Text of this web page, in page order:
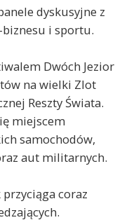
dyskusyjne z
biznesu i sportu.
Dwóch Jezior
na wielki Zlot
Reszty Świata.
miejscem
samochodów,
aut militarnych.
coraz